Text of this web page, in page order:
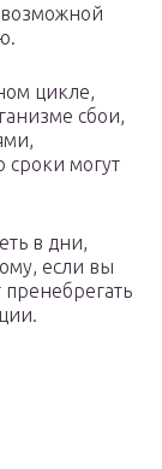
цикле,
сбои,
сроки могут
в дни,
если вы